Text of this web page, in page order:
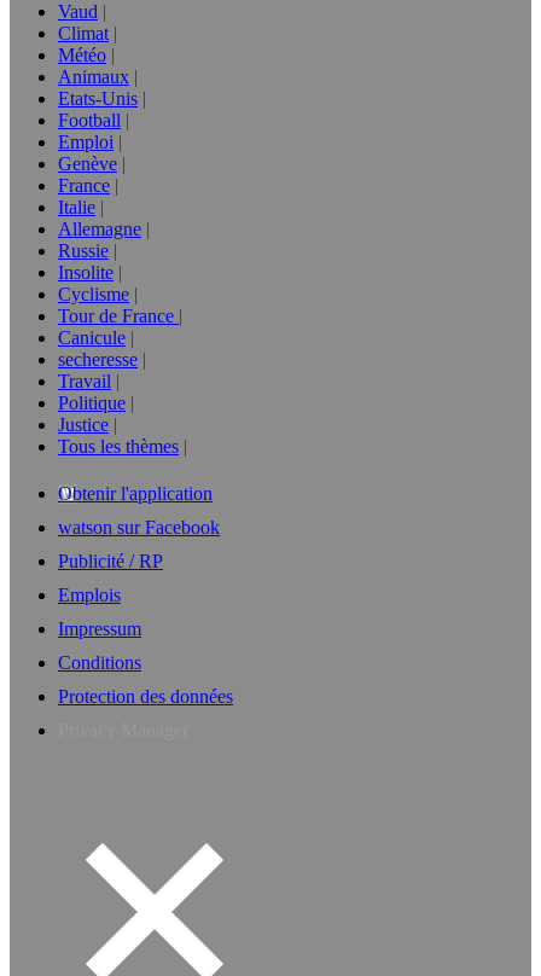
Vaud
Climat
Météo
Animaux
Etats-Unis
Football
Emploi
Genève
France
Italie
Allemagne
Russie
Insolite
Cyclisme
Tour de France
Canicule
secheresse
Travail
Politique
Justice
Tous les thèmes
Obtenir l'application
watson sur Facebook
Publicité / RP
Emplois
Impressum
Conditions
Protection des données